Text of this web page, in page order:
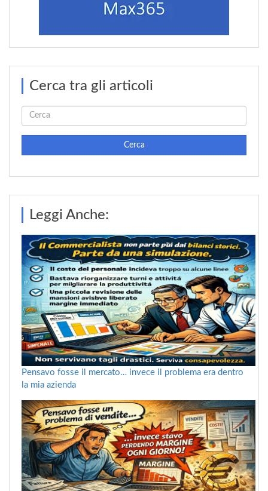
Cerca tra gli articoli
Cerca
Leggi Anche:
Pensavo fosse il mercato… invece il problema era dentro
la mia azienda